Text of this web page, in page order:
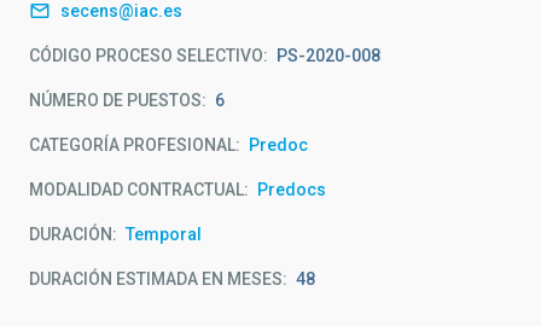
secens@iac.es
CÓDIGO PROCESO SELECTIVO PS-2020-008
NÚMERO DE PUESTOS 6
CATEGORÍA PROFESIONAL Predoc
MODALIDAD CONTRACTUAL Predocs
DURACIÓN Temporal
DURACIÓN ESTIMADA EN MESES 48